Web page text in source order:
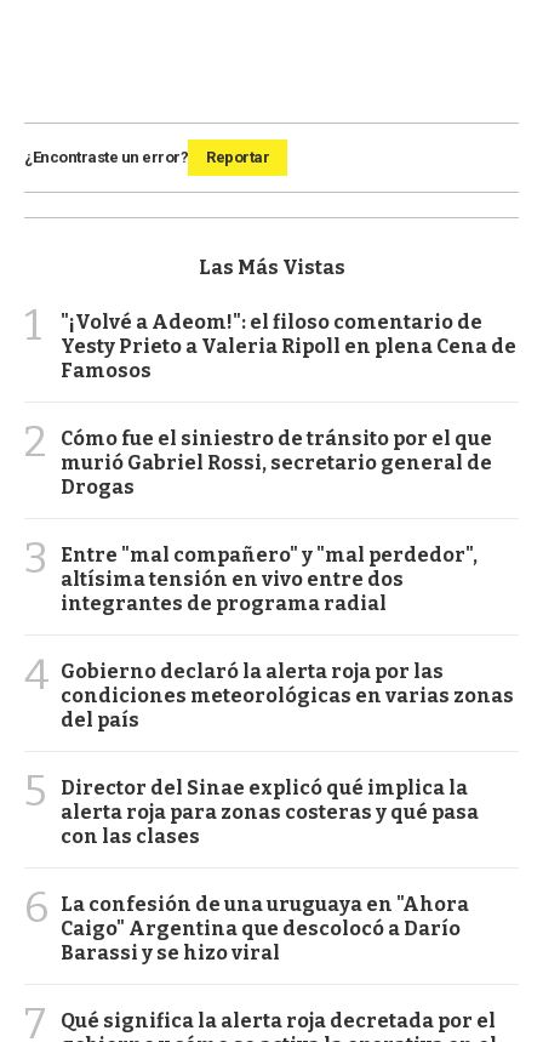
¿Encontraste un error? Reportar
Las Más Vistas
1
"¡Volvé a Adeom!": el filoso comentario de
Yesty Prieto a Valeria Ripoll en plena Cena de
Famosos
2
Cómo fue el siniestro de tránsito por el que
murió Gabriel Rossi, secretario general de
Drogas
3
Entre "mal compañero" y "mal perdedor",
altísima tensión en vivo entre dos
integrantes de programa radial
4 Gobierno declaró la alerta roja por las
condiciones meteorológicas en varias zonas
del país
5
Director del Sinae explicó qué implica la
alerta roja para zonas costeras y qué pasa
con las clases
6
La confesión de una uruguaya en "Ahora
Caigo" Argentina que descolocó a Darío
Barassi y se hizo viral
7
Qué significa la alerta roja decretada por el